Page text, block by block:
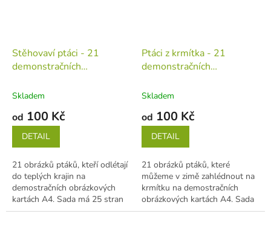
Stěhovaví ptáci - 21
demonstračních
(tiskovina v jednotlivých
Skladem
od 100 Kč
DETAIL
21 obrázků ptáků, kteří odlétají
do teplých krajin na
demostračních obrázkových
kartách A4. Sada má 25 stran
A4. Karty jsou oboustranné - z
Ptáci z krmítka - 21
demonstračních
(tiskovina v jednotlivých
Skladem
od 100 Kč
DETAIL
21 obrázků ptáků, které
můžeme v zimě zahlédnout na
krmítku na demostračních
obrázkových kartách A4. Sada
má 25 stran A4. Karty jsou